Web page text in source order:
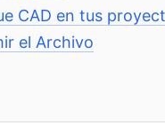
CAD en tus
el Archivo